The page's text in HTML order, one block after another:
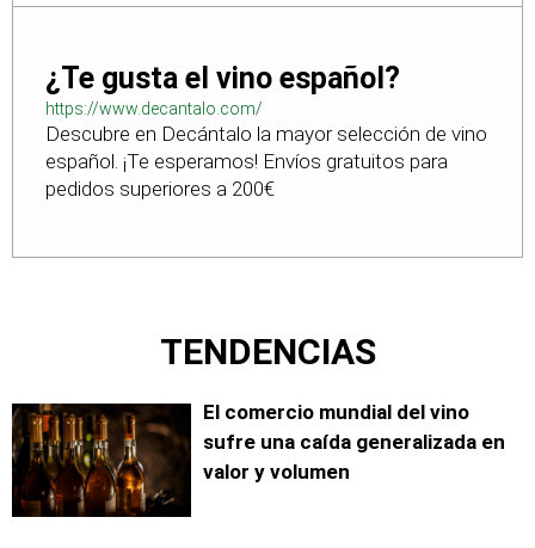
¿Te gusta el vino español?
https://www.decantalo.com/
Descubre en Decántalo la mayor selección de vino
español. ¡Te esperamos! Envíos gratuitos para
pedidos superiores a 200€
TENDENCIAS
El comercio mundial del vino
sufre una caída generalizada en
valor y volumen